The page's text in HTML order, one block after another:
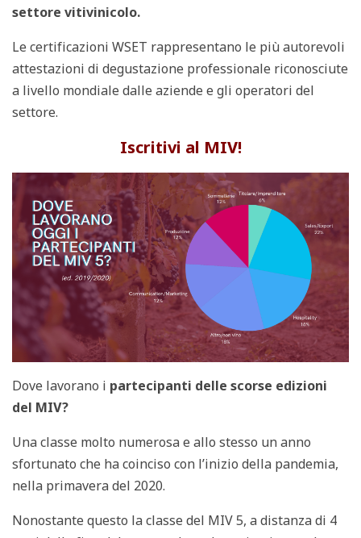
settore vitivinicolo.
Le certificazioni WSET rappresentano le più autorevoli
attestazioni di degustazione professionale riconosciute
a livello mondiale dalle aziende e gli operatori del
settore.
Iscritivi al MIV!
Dove lavorano i partecipanti delle scorse edizioni
del MIV?
Una classe molto numerosa e allo stesso un anno
sfortunato che ha coinciso con l’inizio della pandemia,
nella primavera del 2020.
Nonostante questo la classe del MIV 5, a distanza di 4